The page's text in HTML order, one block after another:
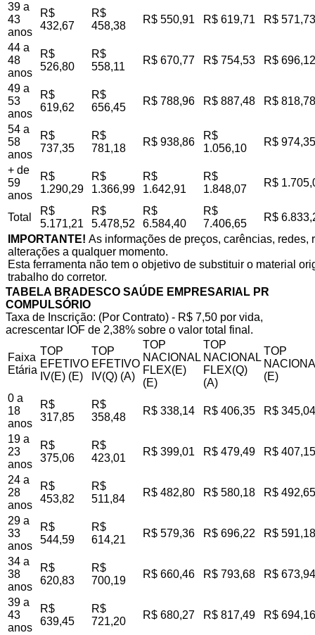
39 a
43
anos
R$
432,67
R$
458,38
R$ 550,91 R$ 619,71 R$ 571,73
44 a
48
anos
R$
526,80
R$
558,11
R$ 670,77 R$ 754,53 R$ 696,12
49 a
53
anos
R$
619,62
R$
656,45
R$ 788,96 R$ 887,48 R$ 818,78
54 a
58
anos
R$
737,35
R$
781,18
R$ 938,86
R$
1.056,10
R$ 974,35
+ de
59
anos
R$
1.290,29
R$
1.366,99
R$
1.642,91
R$
1.848,07
R$
Total
R$
5.171,21
R$
5.478,52
R$
6.584,40
R$
7.406,65
R$
IMPORTANTE! As informações de preços, carências,
alterações a qualquer momento.
Esta ferramenta não tem o objetivo de substituir o material
trabalho do corretor.
TABELA BRADESCO SAÚDE EMPRESARIAL PR
COMPULSÓRIO
Taxa de Inscrição: (Por Contrato) - R$ 7,50 por vida,
acrescentar IOF de 2,38% sobre o valor total final.
Faixa
Etária
TOP
EFETIVO
IV(E) (E)
TOP
EFETIVO
IV(Q) (A)
TOP
NACIONAL
FLEX(E)
(E)
TOP
NACIONAL
FLEX(Q)
(A)
TOP
(E)
0 a
18
anos
R$
317,85
R$
358,48
R$ 338,14 R$ 406,35 R$ 345,04
19 a
23
anos
R$
375,06
R$
423,01
R$ 399,01 R$ 479,49 R$ 407,15
24 a
28
anos
R$
453,82
R$
511,84
R$ 482,80 R$ 580,18 R$ 492,65
29 a
33
anos
R$
544,59
R$
614,21
R$ 579,36 R$ 696,22 R$ 591,18
34 a
38
anos
R$
620,83
R$
700,19
R$ 660,46 R$ 793,68 R$ 673,94
39 a
43
anos
R$
639,45
R$
721,20
R$ 680,27 R$ 817,49 R$ 694,16